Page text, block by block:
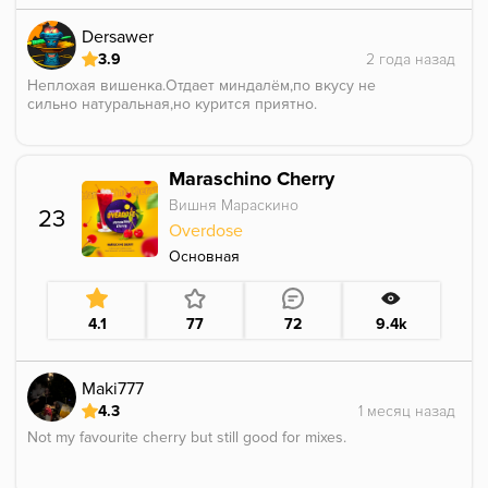
Dersawer
3.9
Неплохая вишенка.Отдает миндалём,по вкусу не
сильно натуральная,но курится приятно.
23
Maraschino Cherry
Вишня Мараскино
Overdose
Основная
4.1 77 72 9.4k
Maki777
4.3
Not my favourite cherry but still good for mixes.